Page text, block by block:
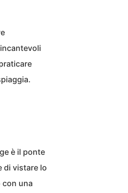
è il ponte
di vistare lo
con una